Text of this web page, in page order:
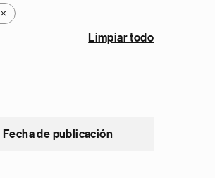
X
Limpiar todo
Fecha de publicación